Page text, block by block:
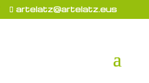
artelatz@artelatz.eus